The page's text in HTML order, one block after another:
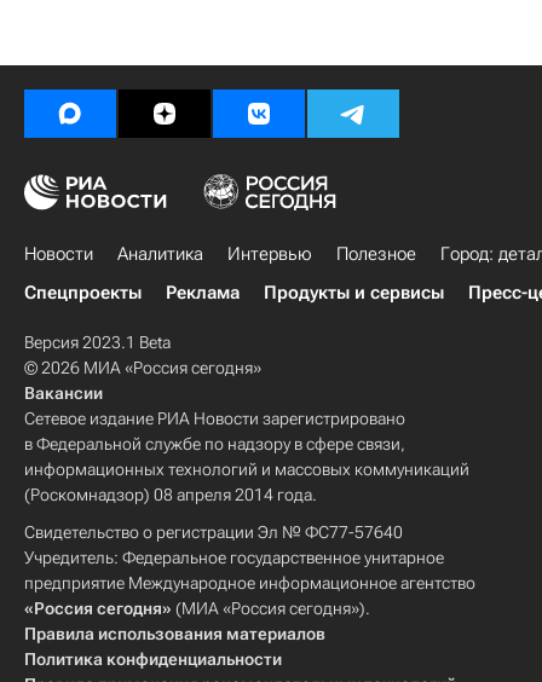
Новости Аналитика Интервью Полезное
Город:
Спецпроекты
Реклама Продукты и сервисы Пресс-
Версия 2023.1 Beta
© 2026 МИА «Россия сегодня»
Вакансии
Сетевое издание РИА Новости зарегистрировано
в Федеральной службе по надзору в сфере связи,
информационных технологий и массовых коммуникаций
(Роскомнадзор) 08 апреля 2014 года.
Свидетельство о регистрации Эл № ФС77-57640
Учредитель: Федеральное государственное унитарное
предприятие Международное информационное агентство
«Россия сегодня» (МИА «Россия сегодня»).
Правила использования материалов
Политика конфиденциальности